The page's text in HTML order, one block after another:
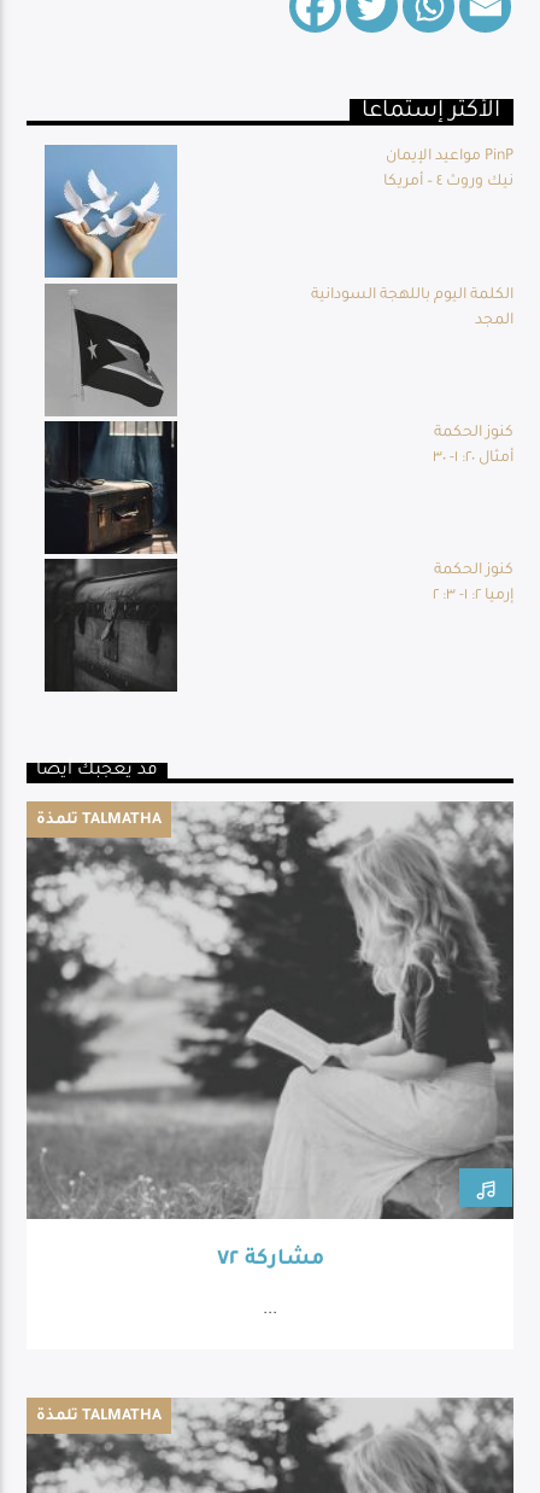
الأكثر إستماعا
مواعيد الإيمان PinP
نيك وروث ٤ – أمريكا
الكلمة اليوم باللهجة السودانية
المجد
كنوز الحكمة
أمثال ٢٠: ١- ٣٠
كنوز الحكمة
إرميا ٢: ١- ٣: ٢
قد يعجبك أيضا
تلمذة TALMATHA
مشاركة ٧٢
...
تلمذة TALMATHA